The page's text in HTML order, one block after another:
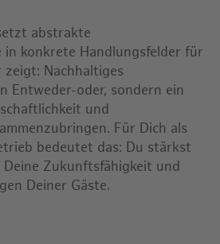
abstrakte
in konkrete Handlungsfelder für
zeigt: Nachhaltiges
Entweder-oder, sondern ein
und
Für Dich als
bedeutet das: Du stärkst
Zukunftsfähigkeit und
Deiner Gäste.